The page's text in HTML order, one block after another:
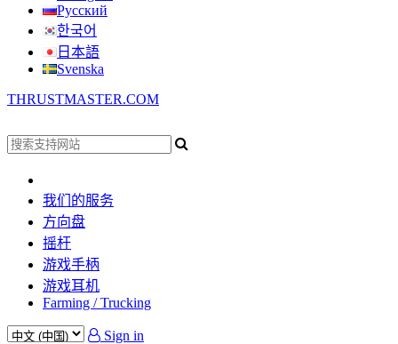
Русский
한국어
日本語
Svenska
THRUSTMASTER.COM
我们的服务
方向盘
摇杆
游戏手柄
游戏耳机
Farming / Trucking
Sign in